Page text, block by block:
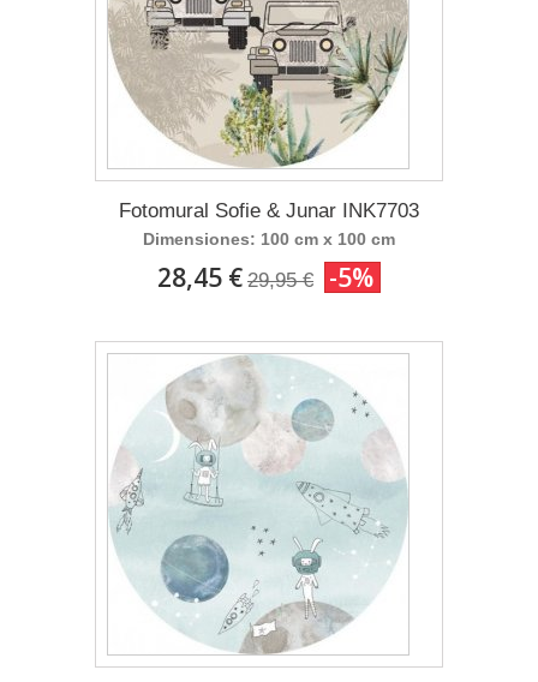
Fotomural Sofie & Junar INK7703
Dimensiones: 100 cm x 100 cm
28,45 € 29,95 € -5%